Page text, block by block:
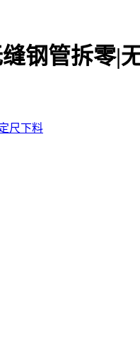
钢管拆零|